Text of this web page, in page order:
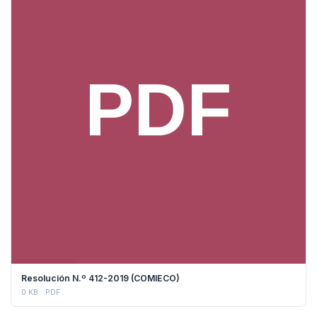
Resolución N.º 412-2019 (COMIECO)
0 KB PDF